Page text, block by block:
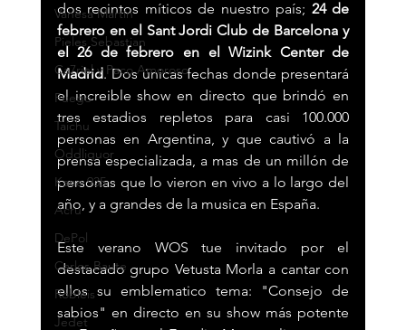
Vanesa Martín
Pieles Sebastian
Ca7riel y Paco Amoroso
Fuego
Taichu
Oddliquor
Kane 935
Acru
DePol
Carlos Baute
Robleis
Jedet
dos recintos míticos de nuestro país; 24 de
febrero en el Sant Jordi Club de Barcelona y
el 26 de febrero en el Wizink Center de
Madrid. Dos únicas fechas donde presentará
el increible show en directo que brindó en
tres estadios repletos para casi 100.000
personas en Argentina, y que cautivó a la
prensa especializada, a mas de un millón de
personas que lo vieron en vivo a lo largo del
año, y a grandes de la musica en España.
Este verano WOS tue invitado por el
destacado grupo Vetusta Morla a cantar con
ellos su emblematico tema: "Consejo de
sabios" en directo en su show más potente